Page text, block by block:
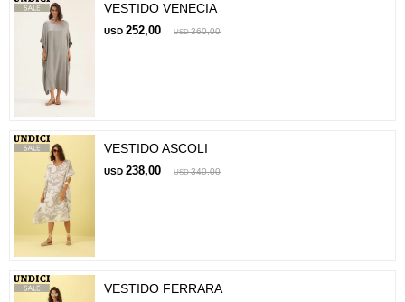
VESTIDO VENECIA
USD 252,00 USD 360,00
VESTIDO ASCOLI
USD 238,00 USD 340,00
VESTIDO FERRARA